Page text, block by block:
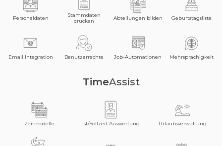
Personaldaten
Stammdaten
drucken
Abteilungen bilden Geburtstagsliste
Email Integration Benutzerrechte Job-Automationen Mehrsprachigkeit
TimeAssist
Zeitmodelle Ist/Sollzeit Auswertung Urlaubsverwaltung